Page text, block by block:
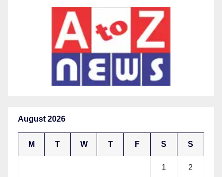
August 2026
M T W T F S S
1 2